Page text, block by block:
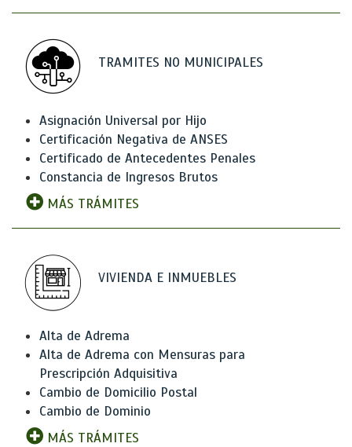
TRAMITES NO MUNICIPALES
Asignación Universal por Hijo
Certificación Negativa de ANSES
Certificado de Antecedentes Penales
Constancia de Ingresos Brutos
MÁS TRÁMITES
VIVIENDA E INMUEBLES
Alta de Adrema
Alta de Adrema con Mensuras para
Prescripción Adquisitiva
Cambio de Domicilio Postal
Cambio de Dominio
MÁS TRÁMITES